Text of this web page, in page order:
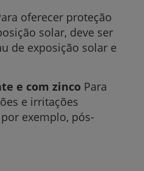
oferecer proteção
solar, deve ser
de exposição solar e
e com zincoPara
e irritações
exemplo, pós-